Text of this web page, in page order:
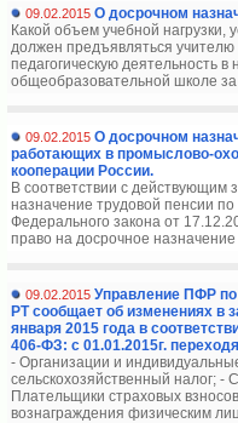
09.02.2015 О досрочном
Какой объем учебной нагрузки,
должен предъявляться
педагогическую деятельность
общеобразовательной школе
09.02.2015 О досрочном
работающих в промыслово-
кооперации России.
В соответствии с действующим
назначение трудовой пенсии по
Федерального закона от
право на досрочное
09.02.2015 Управление ПФР
РТ сообщает об изменениях в
января 2015 года в
406-ФЗ: с 01.01.2015г.
- Организации и
сельскохозяйственный налог; -
Плательщики страховых
вознаграждения физическим